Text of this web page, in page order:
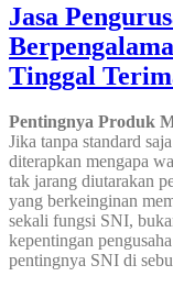
Jasa
Tinggal
Pentingnya Produk
Jika tanpa standard
diterapkan mengapa
tak jarang diutarakan
yang berkeinginan
sekali fungsi SNI,
kepentingan
pentingnya SNI di